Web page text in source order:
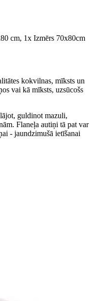
cm, 1x Izmērs 70x80cm
kokvilnas, mīksts un
vai kā mīksts, uzsūcošs
guldinot mazuli,
Flaneļa autiņi tā pat var
- jaundzimušā ietīšanai